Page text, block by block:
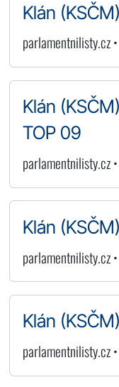
Klán
parlamentnilisty.cz
Klán
TOP 09
parlamentnilisty.cz
Klán
parlamentnilisty.cz
Klán
parlamentnilisty.cz